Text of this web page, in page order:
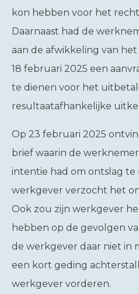
kon hebben voor het
Daarnaast had de
aan de afwikkeling van
18 februari 2025 een
te dienen voor het
resultaatafhankelijke
Op 23 februari 2025
brief waarin de
intentie had om ontslag te
werkgever verzocht het
Ook zou zijn werkgever
hebben op de gevolgen
de werkgever daar niet in
een kort geding
werkgever vorderen.